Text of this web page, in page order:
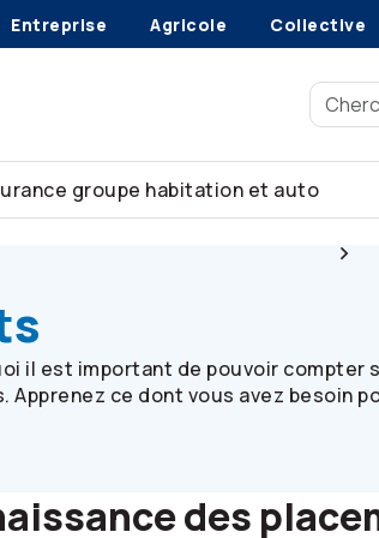
Entreprise Agricole Collective
groupe habitation et auto
il est important de pouvoir compter
ce dont vous avez besoin
des